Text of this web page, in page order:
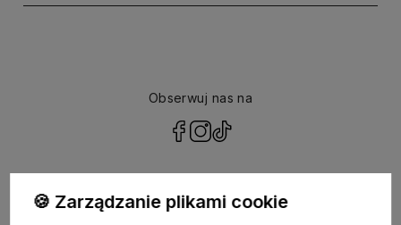
Obserwuj nas na
🍪 Zarządzanie plikami cookie